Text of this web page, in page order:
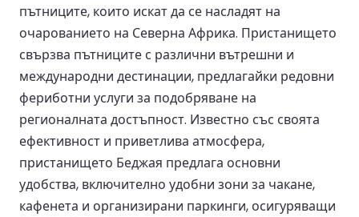
пътниците, които искат да се насладят на
очарованието на Северна Африка. Пристанището
свързва пътниците с различни вътрешни и
международни дестинации, предлагайки редовни
фериботни услуги за подобряване на
регионалната достъпност. Известно със своята
ефективност и приветлива атмосфера,
пристанището Беджая предлага основни
удобства, включително удобни зони за чакане,
кафенета и организирани паркинги, осигуряващи